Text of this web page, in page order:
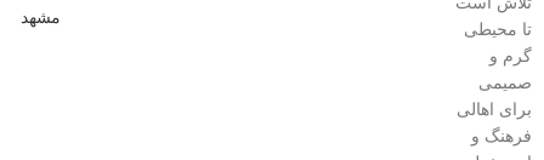
تا محیطی
گرم و
صمیمی
برای اهالی
فرهنگ و